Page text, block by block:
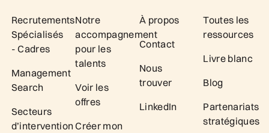
Recrutements
Spécialisés
- Cadres
Management
Search
Secteurs
d’intervention
Notre
accompagnement
pour les
talents
Voir les
offres
Créer mon
À propos
Contact
Nous
trouver
LinkedIn
Toutes les
ressources
Livre blanc
Blog
Partenariats
stratégiques